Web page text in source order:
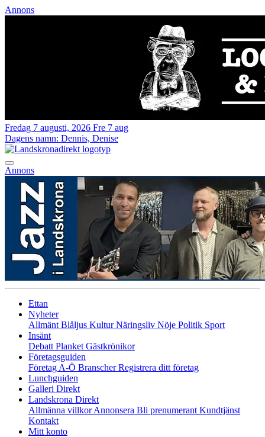
Annons
Fredag 7 augusti, 2026 Fre 7 aug
Dagens namn: Dennis, Denise
Annons
Ettan
Nyheter
Allmänt Blåljus KulturNäringsliv Nöje Politik Sport
Insänt
Debatt Planket Gästkrönikor
Företagsguiden
Företag A-Ö BranscherRegistrera ditt företag
Lunchguiden
Galleri Direkt
Landskrona Direkt
Allmänna villkorAnnonsera Bli prenumerant Kundtjänst
Kontakt
Mitt konto